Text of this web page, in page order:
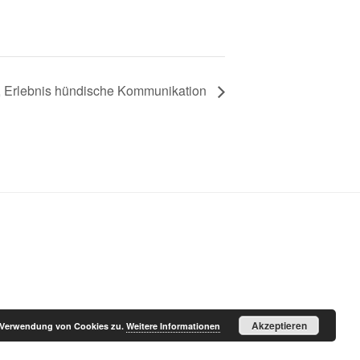
hündische Kommunikation
von Cookies zu.Weitere Informationen Akzeptieren